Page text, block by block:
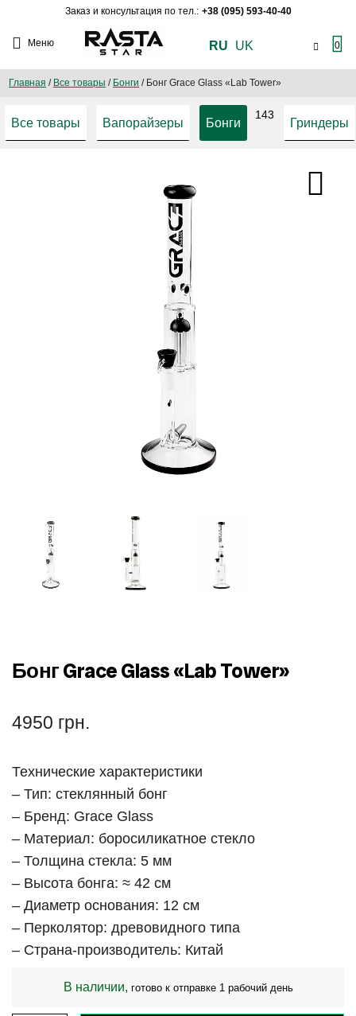
Заказ и консультация по тел.: +38 (095) 593-40-40
Меню RU UK 0
Главная / Все товары / Бонги / Бонг Grace Glass «Lab Tower»
Все товары Вапорайзеры Бонги
143
Гриндеры
Бонг Grace Glass «Lab Tower»
4950 грн.
Технические характеристики
– Тип: стеклянный бонг
– Бренд: Grace Glass
– Материал: боросиликатное стекло
– Толщина стекла: 5 мм
– Высота бонга: ≈ 42 см
– Диаметр основания: 12 см
– Перколятор: древовидного типа
– Страна-производитель: Китай
В наличии, готово к отправке 1 рабочий день